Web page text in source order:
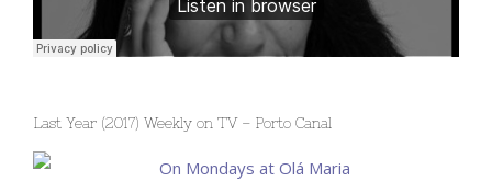
Last Year (2017) Weekly on TV – Porto Canal